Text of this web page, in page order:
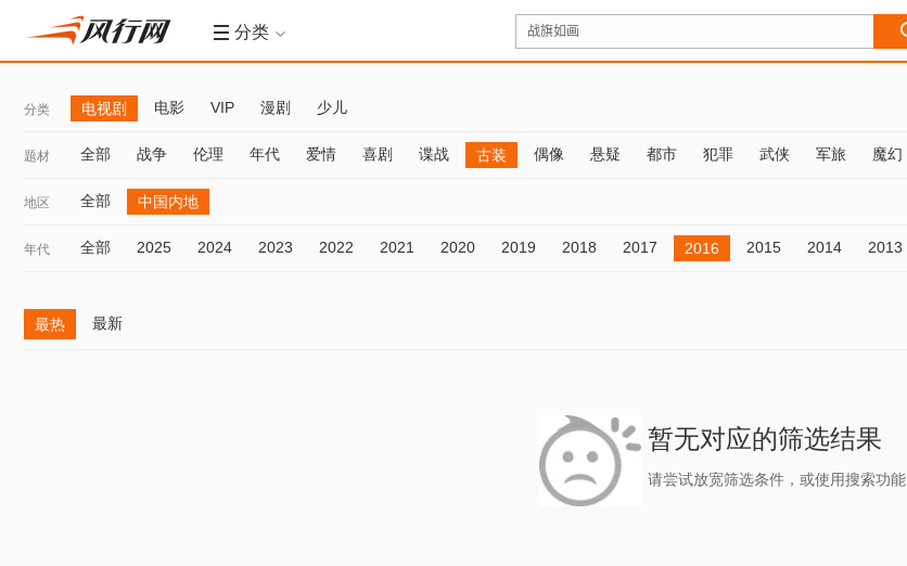
分类
分类 电视剧 电影 VIP 漫剧 少儿
题材 全部 战争 伦理 年代 爱情 喜剧 谍战 古装 偶像 悬疑 都市 犯罪 武侠 军旅 魔幻
地区 全部 中国内地
年代 全部 2025 2024 2023 2022 2021 2020 2019 2018 2017 2016 2015 2014 2013
最热 最新
暂无对应的筛选结果
请尝试放宽筛选条件，或使用搜索功能